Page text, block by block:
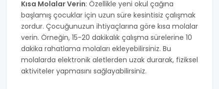
Kısa Molalar Verin: Özellikle yeni okul çağına
başlamış çocuklar için uzun süre kesintisiz çalışmak
zordur. Çocuğunuzun ihtiyaçlarına göre kısa molalar
verin. Örneğin, 15-20 dakikalık çalışma sürelerine 10
dakika rahatlama molaları ekleyebilirsiniz. Bu
molalarda elektronik aletlerden uzak durarak, fiziksel
aktiviteler yapmasını sağlayabilirsiniz.